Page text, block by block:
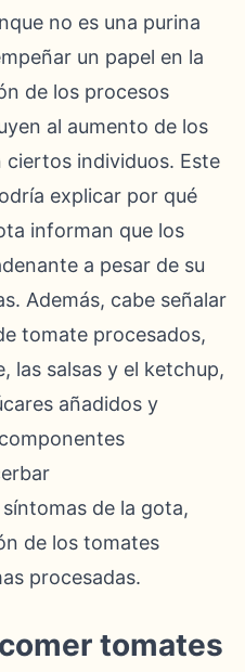
no es una purina
un papel en la
de los procesos
al aumento de los
ciertos individuos. Este
explicar por qué
informan que los
a pesar de su
Además, cabe señalar
tomate procesados,
las salsas y el ketchup,
añadidos y
de la gota,
de los tomates
procesadas.
tomates